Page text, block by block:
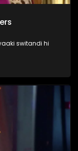
switandi hi